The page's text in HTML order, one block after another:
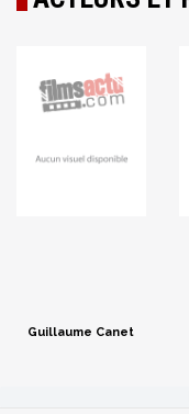
Guillaume Canet